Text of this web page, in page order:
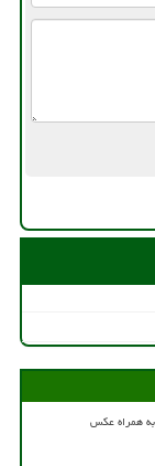
همراه عکس